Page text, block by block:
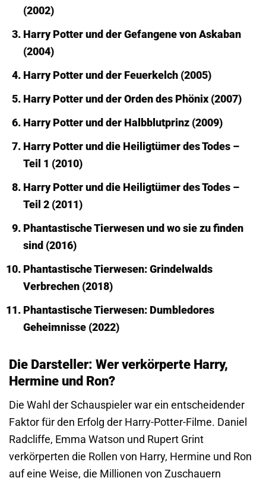
(2002)
Harry Potter und der Gefangene von Askaban
(2004)
Harry Potter und der Feuerkelch (2005)
Harry Potter und der Orden des Phönix (2007)
Harry Potter und der Halbblutprinz (2009)
Harry Potter und die Heiligtümer des Todes –
Teil 1 (2010)
Harry Potter und die Heiligtümer des Todes –
Teil 2 (2011)
Phantastische Tierwesen und wo sie zu finden
sind (2016)
Phantastische Tierwesen: Grindelwalds
Verbrechen (2018)
Phantastische Tierwesen: Dumbledores
Geheimnisse (2022)
Die Darsteller: Wer verkörperte Harry,
Hermine und Ron?
Die Wahl der Schauspieler war ein entscheidender
Faktor für den Erfolg der Harry-Potter-Filme. Daniel
Radcliffe, Emma Watson und Rupert Grint
verkörperten die Rollen von Harry, Hermine und Ron
auf eine Weise, die Millionen von Zuschauern